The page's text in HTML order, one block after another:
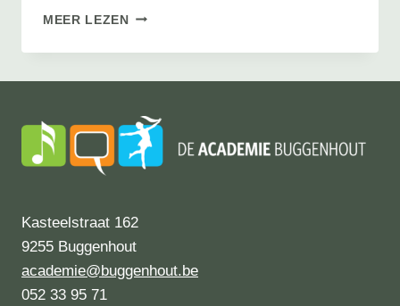
MEER LEZENVAK
DE
Kasteelstraat 162
9255 Buggenhout
academie@buggenhout.be
052 33 95 71